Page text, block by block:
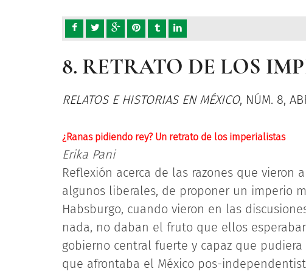
8. RETRATO DE LOS
RELATOS E HISTORIAS EN MÉXICO, NÚM. 8,
¿Ranas pidiendo rey? Un retrato de los imperialistas
Erika Pani
Reflexión acerca de las razones que vieron
algunos liberales, de proponer un imperio
Habsburgo, cuando vieron en las
nada, no daban el fruto que ellos
gobierno central fuerte y capaz que
que afrontaba el México pos-